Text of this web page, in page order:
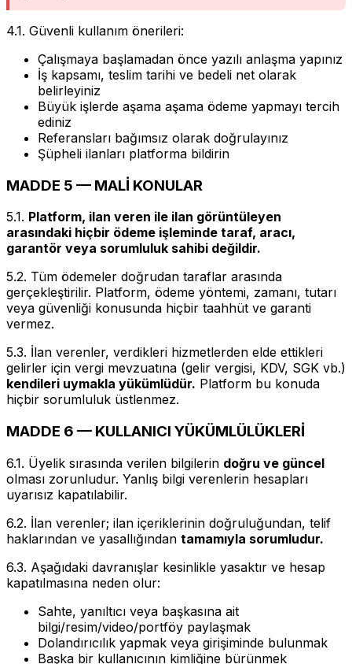
4.1. Güvenli kullanım önerileri:
Çalışmaya başlamadan önce yazılı anlaşma yapınız
İş kapsamı, teslim tarihi ve bedeli net olarak
belirleyiniz
Büyük işlerde aşama aşama ödeme yapmayı tercih
ediniz
Referansları bağımsız olarak doğrulayınız
Şüpheli ilanları platforma bildirin
MADDE 5 — MALİ KONULAR
5.1. Platform, ilan veren ile ilan görüntüleyen
arasındaki hiçbir ödeme işleminde taraf, aracı,
garantör veya sorumluluk sahibi değildir.
5.2. Tüm ödemeler doğrudan taraflar arasında
gerçekleştirilir. Platform, ödeme yöntemi, zamanı, tutarı
veya güvenliği konusunda hiçbir taahhüt ve garanti
vermez.
5.3. İlan verenler, verdikleri hizmetlerden elde ettikleri
gelirler için vergi mevzuatına (gelir vergisi, KDV, SGK vb.)
kendileri uymakla yükümlüdür. Platform bu konuda
hiçbir sorumluluk üstlenmez.
MADDE 6 — KULLANICI YÜKÜMLÜLÜKLERİ
6.1. Üyelik sırasında verilen bilgilerin doğru ve güncel
olması zorunludur. Yanlış bilgi verenlerin hesapları
uyarısız kapatılabilir.
6.2. İlan verenler; ilan içeriklerinin doğruluğundan, telif
haklarından ve yasallığından tamamıyla sorumludur.
6.3. Aşağıdaki davranışlar kesinlikle yasaktır ve hesap
kapatılmasına neden olur:
Sahte, yanıltıcı veya başkasına ait
bilgi/resim/video/portföy paylaşmak
Dolandırıcılık yapmak veya girişiminde bulunmak
Başka bir kullanıcının kimliğine bürünmek